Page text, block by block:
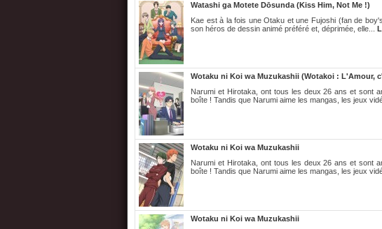
Watashi ga Motete Dōsunda (Kiss Him, Not Me !)
Kae est à la fois une Otaku et une Fujoshi (fan de
son héros de dessin animé préféré et, déprimée, elle...
Wotaku ni Koi wa Muzukashii (Wotakoi : L'Amour,
Narumi et Hirotaka, ont tous les deux 26 ans et sont
boîte ! Tandis que Narumi aime les mangas, les jeux
Wotaku ni Koi wa Muzukashii
Narumi et Hirotaka, ont tous les deux 26 ans et sont
boîte ! Tandis que Narumi aime les mangas, les jeux
Wotaku ni Koi wa Muzukashii